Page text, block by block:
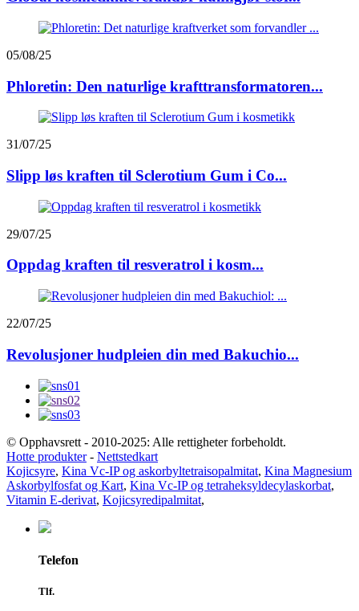
05/08/25
Phloretin: Den naturlige krafttransformatoren...
31/07/25
Slipp løs kraften til Sclerotium Gum i Co...
29/07/25
Oppdag kraften til resveratrol i kosm...
22/07/25
Revolusjoner hudpleien din med Bakuchio...
© Opphavsrett - 2010-2025: Alle rettigheter forbeholdt.
Hotte produkter- Nettstedkart
Kojicsyre, Kina Vc-IP og askorbyltetraisopalmitat, Kina Magnesium
Askorbylfosfat og Kart, Kina Vc-IP og tetraheksyldecylaskorbat,
Vitamin E-derivat, Kojicsyredipalmitat,
Telefon
Tlf.